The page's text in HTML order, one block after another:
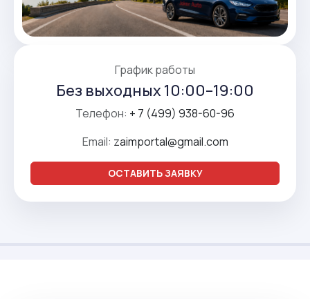
График работы
Без выходных 10:00–19:00
Телефон: + 7 (499) 938-60-96
Email: zaimportal@gmail.com
ОСТАВИТЬ ЗАЯВКУ